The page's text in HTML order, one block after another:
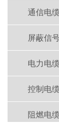
通信电
屏蔽信
电力电
控制电
阻燃电